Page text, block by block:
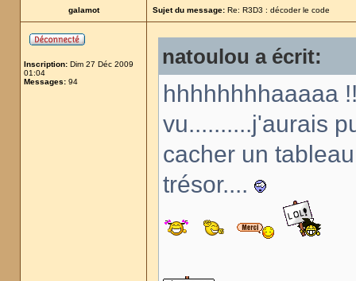
galamot Sujet du message: Re: R3D3 : décoder le code
Inscription: Dim 27 Déc 2009
01:04
Messages: 94
natoulou a écrit:
hhhhhhhhaaaaa
vu..........j'aurais
cacher un
trésor....